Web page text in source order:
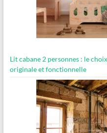
Lit cabane 2 personnes : le
originale et fonctionnelle